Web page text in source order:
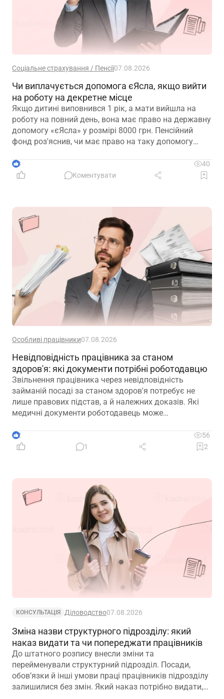
Соціальне страхування / Пенсії07.08.2026
Чи виплачується допомога єЯсла, якщо вийти
на роботу на декретне місце
Якщо дитині виповнився 1 рік, а мати вийшла на
роботу на повний день, вона має право на державну
допомогу «єЯсла» у розмірі 8000 грн. Пенсійний
фонд роз'яснив, чи має право на таку допомогу
3
40
Коментувати
Особливі працівники07.08.2026
Невідповідність працівника за станом
здоров'я: які документи потрібні роботодавцю
Звільнення працівника через невідповідність
займаній посаді за станом здоров'я потребує не
лише правових підстав, а й належних доказів. Які
медичні документи роботодавець може
обставини – розповідаємо далі
2
56
1
2
КОНСУЛЬТАЦІЯ Діловодство07.08.2026
Зміна назви структурного підрозділу: який
наказ видати та чи попереджати працівників
До штатного розпису внесли зміни та
перейменували структурний підрозділ. Посади,
обов’язки й інші умови праці працівників підрозділу
залишилися без змін. Який наказ потрібно видати,